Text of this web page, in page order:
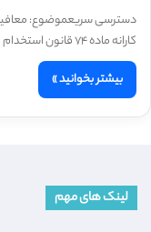
دسترسی سریعموضوع:
کارانه ماده ۷۴ قانون استخدام کشوریقانون مالیات های مستقیم…
بیشتر بخوانید »
لینک های مهم